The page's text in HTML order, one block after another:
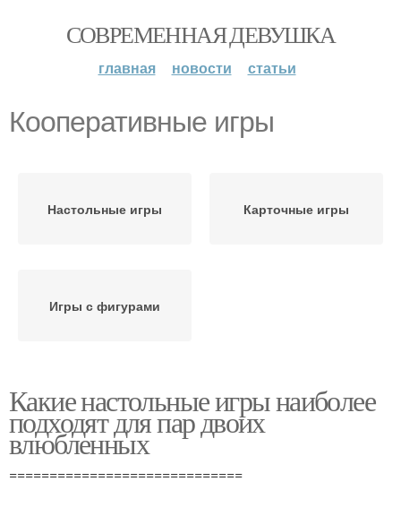
СОВРЕМЕННАЯ ДЕВУШКА
главная новости статьи
Кооперативные игры
Настольные игры Карточные игры
Игры с фигурами
Какие настольные игры наиболее
подходят для пар двоих
влюбленных
=============================